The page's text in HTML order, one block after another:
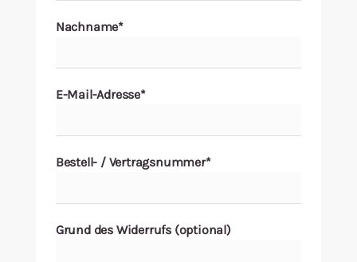
Spielzubehör
Nachname*
E-Mail-Adresse*
Bestell- / Vertragsnummer*
Grund des Widerrufs (optional)